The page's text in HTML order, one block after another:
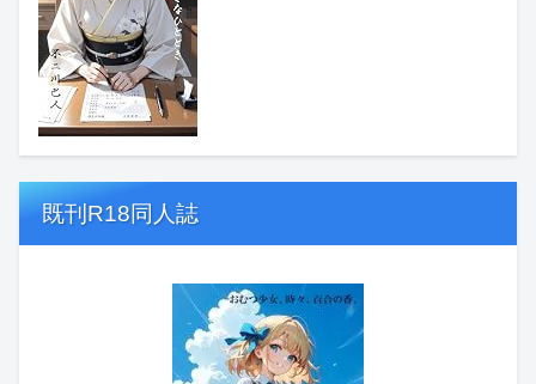
既刊R18同人誌